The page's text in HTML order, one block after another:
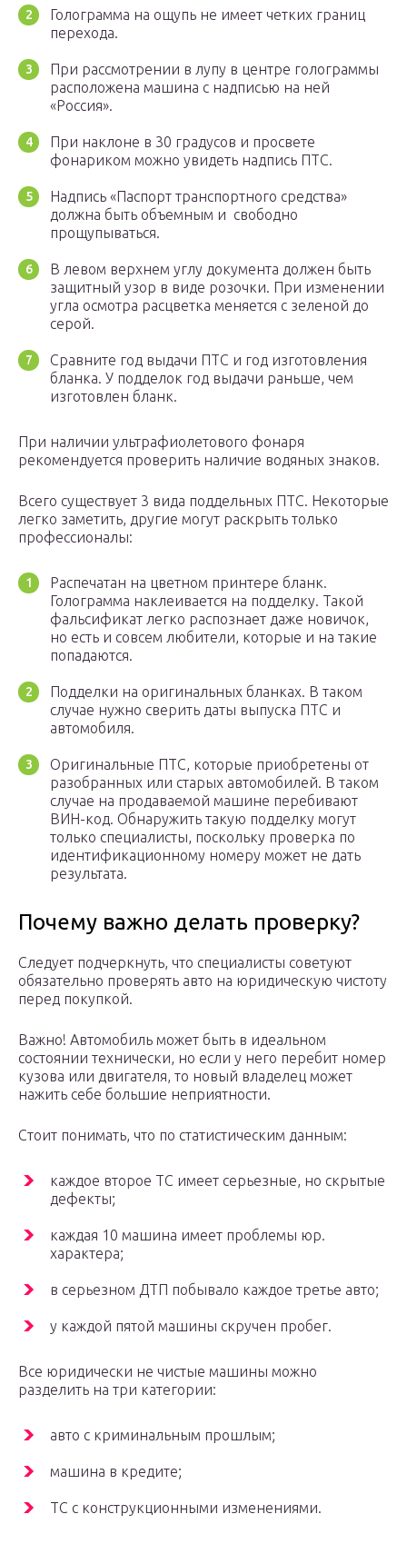
Голограмма на ощупь не имеет четких границ
перехода.
При рассмотрении в лупу в центре голограммы
расположена машина с надписью на ней
«Россия».
При наклоне в 30 градусов и просвете
фонариком можно увидеть надпись ПТС.
Надпись «Паспорт транспортного средства»
должна быть объемным и свободно
прощупываться.
В левом верхнем углу документа должен быть
защитный узор в виде розочки. При изменении
угла осмотра расцветка меняется с зеленой до
серой.
Сравните год выдачи ПТС и год изготовления
бланка. У подделок год выдачи раньше, чем
изготовлен бланк.
При наличии ультрафиолетового фонаря
рекомендуется проверить наличие водяных знаков.
Всего существует 3 вида поддельных ПТС. Некоторые
легко заметить, другие могут раскрыть только
профессионалы:
Распечатан на цветном принтере бланк.
Голограмма наклеивается на подделку. Такой
фальсификат легко распознает даже новичок,
но есть и совсем любители, которые и на такие
попадаются.
Подделки на оригинальных бланках. В таком
случае нужно сверить даты выпуска ПТС и
автомобиля.
Оригинальные ПТС, которые приобретены от
разобранных или старых автомобилей. В таком
случае на продаваемой машине перебивают
ВИН-код. Обнаружить такую подделку могут
только специалисты, поскольку проверка по
идентификационному номеру может не дать
результата.
Почему важно делать проверку?
Следует подчеркнуть, что специалисты советуют
обязательно проверять авто на юридическую чистоту
перед покупкой.
Важно! Автомобиль может быть в идеальном
состоянии технически, но если у него перебит номер
кузова или двигателя, то новый владелец может
нажить себе большие неприятности.
Стоит понимать, что по статистическим данным:
каждое второе ТС имеет серьезные, но скрытые
дефекты;
каждая 10 машина имеет проблемы юр.
характера;
в серьезном ДТП побывало каждое третье авто;
у каждой пятой машины скручен пробег.
Все юридически не чистые машины можно
разделить на три категории:
авто с криминальным прошлым;
машина в кредите;
ТС с конструкционными изменениями.